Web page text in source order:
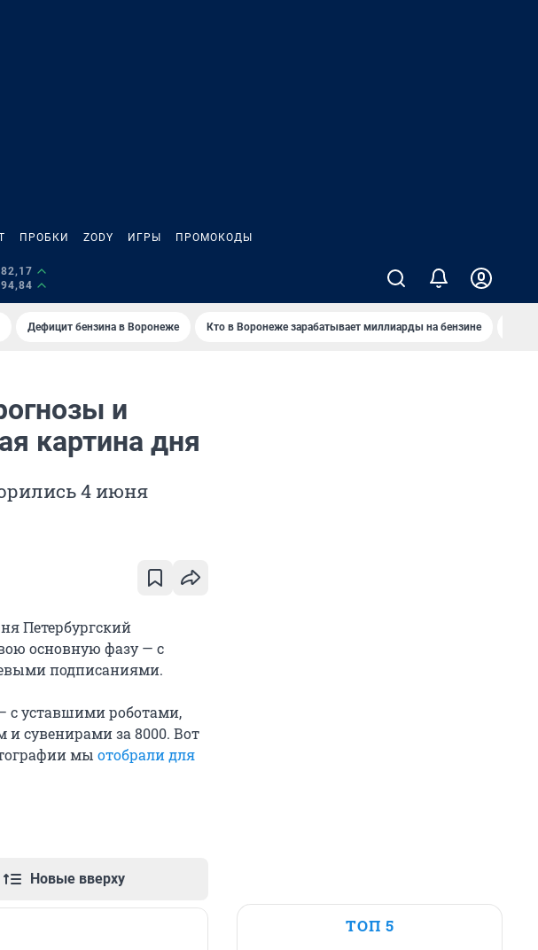
ПРОБКИ ZODY ИГРЫ ПРОМОКОДЫ
82,17
94,84
Дефицит бензина в Воронеже Кто в Воронеже зарабатывает миллиарды на бензине
и
картина дня
4 июня
Петербургский
основную фазу — с
подписаниями.
с уставшими роботами,
и сувенирами за 8000. Вот
мы отобрали для
Новые вверху
ТОП 5